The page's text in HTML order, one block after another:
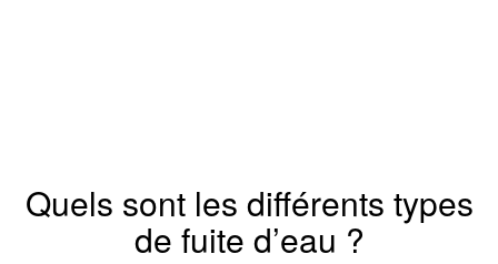
Quels sont les différents types
de fuite d’eau ?